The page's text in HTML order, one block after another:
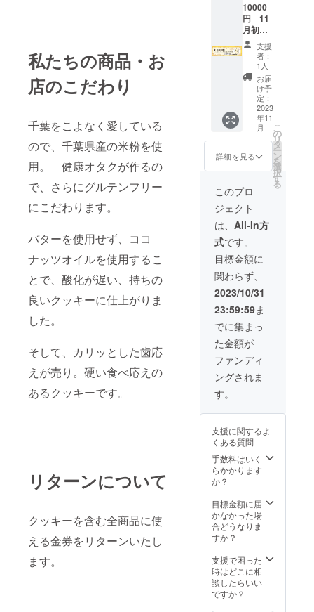
私たちの商品・お
店のこだわり
千葉をこよなく愛している
ので、千葉県産の米粉を使
用。 健康オタクが作るの
で、さらにグルテンフリー
にこだわります。
バターを使用せず、ココ
ナッツオイルを使用するこ
とで、酸化が遅い、持ちの
良いクッキーに仕上がりま
した。
そして、カリッとした歯応
えが売り。硬い食べ応えの
あるクッキーです。
リターンについて
クッキーを含む全商品に使
える金券をリターンいたし
ます。
10000
円 11
月初旬
発送 引
き換え
可能期
日 12
月初旬
より予
支援
者：
1人
お届
け予
定：
2023
年11
月
詳細を見る
こ
の
リ
タ
ー
ン
を
選
択
す
る
このプロ
ジェクト
は、 All-In方
式です。
目標金額に
関わらず、
2023/10/31
23:59:59ま
でに集まっ
た金額が
ファンディ
ングされま
す。
支援に関するよ
くある質問
手数料はいく
らかかります
か？
目標金額に届
かなかった場
合どうなりま
すか？
支援で困った
時はどこに相
談したらいい
ですか？